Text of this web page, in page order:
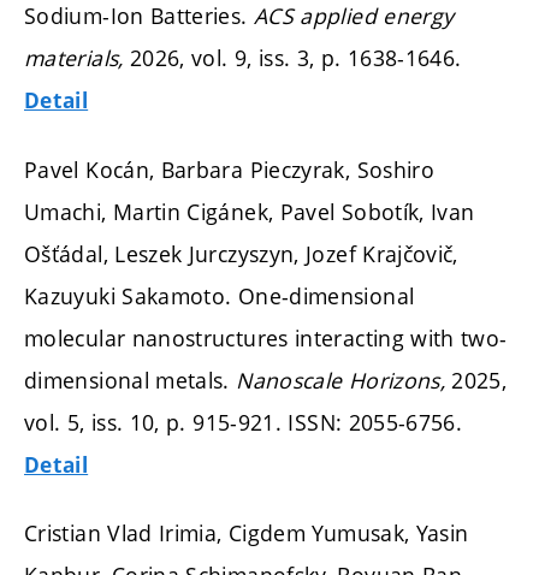
Sodium-Ion Batteries. ACS applied energy
materials, 2026, vol. 9, iss. 3, p. 1638-1646.
Detail
Pavel Kocán, Barbara Pieczyrak, Soshiro
Umachi, Martin Cigánek, Pavel Sobotík, Ivan
Ošťádal, Leszek Jurczyszyn, Jozef Krajčovič,
Kazuyuki Sakamoto. One-dimensional
molecular nanostructures interacting with two-
dimensional metals. Nanoscale Horizons, 2025,
vol. 5, iss. 10, p. 915-921. ISSN: 2055-6756.
Detail
Cristian Vlad Irimia, Cigdem Yumusak, Yasin